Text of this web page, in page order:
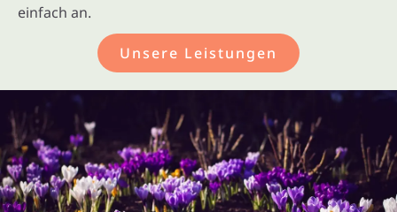
einfach an.
Unsere Leistungen